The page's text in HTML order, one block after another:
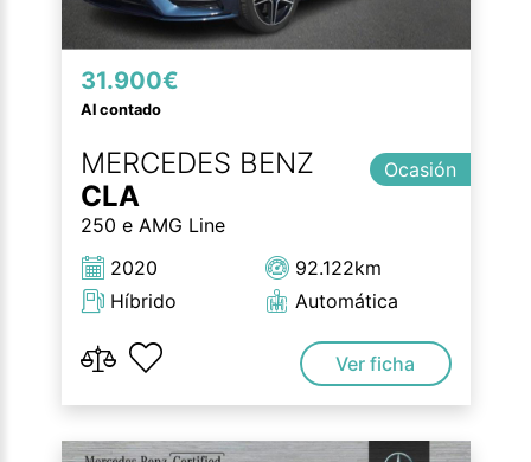
31.900€
Al contado
MERCEDES BENZ
CLA
250 e AMG Line
Ocasión
2020
Híbrido
92.122km
Automática
Ver ficha